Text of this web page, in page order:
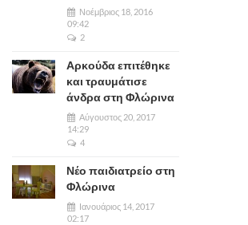
Νοέμβριος 18, 2016
09:42
2
Αρκούδα επιτέθηκε
και τραυμάτισε
άνδρα στη Φλώρινα
Αύγουστος 20, 2017
14:29
4
Νέο παιδιατρείο στη
Φλώρινα
Ιανουάριος 14, 2017
02:17